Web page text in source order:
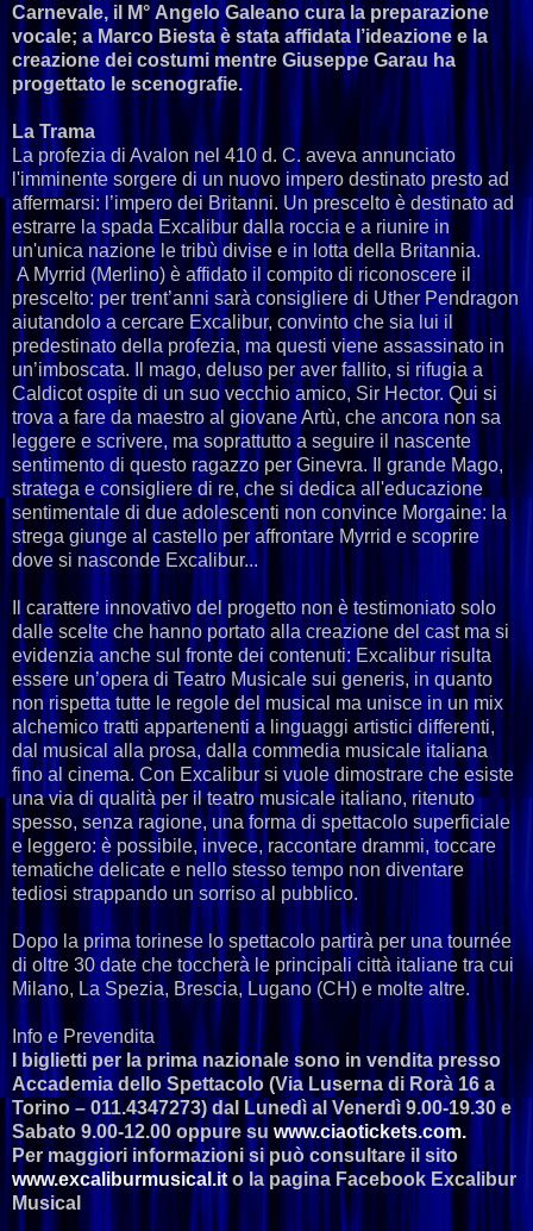
Carnevale, il M° Angelo Galeano cura la preparazione
vocale; a Marco Biesta è stata affidata l’ideazione e la
creazione dei costumi mentre Giuseppe Garau ha
progettato le scenografie.
La Trama
La profezia di Avalon nel 410 d. C. aveva annunciato
l'imminente sorgere di un nuovo impero destinato presto ad
affermarsi: l’impero dei Britanni. Un prescelto è destinato ad
estrarre la spada Excalibur dalla roccia e a riunire in
un'unica nazione le tribù divise e in lotta della Britannia.
A Myrrid (Merlino) è affidato il compito di riconoscere il
prescelto: per trent’anni sarà consigliere di Uther Pendragon
aiutandolo a cercare Excalibur, convinto che sia lui il
predestinato della profezia, ma questi viene assassinato in
un’imboscata. Il mago, deluso per aver fallito, si rifugia a
Caldicot ospite di un suo vecchio amico, Sir Hector. Qui si
trova a fare da maestro al giovane Artù, che ancora non sa
leggere e scrivere, ma soprattutto a seguire il nascente
sentimento di questo ragazzo per Ginevra. Il grande Mago,
stratega e consigliere di re, che si dedica all'educazione
sentimentale di due adolescenti non convince Morgaine: la
strega giunge al castello per affrontare Myrrid e scoprire
dove si nasconde Excalibur...
Il carattere innovativo del progetto non è testimoniato solo
dalle scelte che hanno portato alla creazione del cast ma si
evidenzia anche sul fronte dei contenuti: Excalibur risulta
essere un’opera di Teatro Musicale sui generis, in quanto
non rispetta tutte le regole del musical ma unisce in un mix
alchemico tratti appartenenti a linguaggi artistici differenti,
dal musical alla prosa, dalla commedia musicale italiana
fino al cinema. Con Excalibur si vuole dimostrare che esiste
una via di qualità per il teatro musicale italiano, ritenuto
spesso, senza ragione, una forma di spettacolo superficiale
e leggero: è possibile, invece, raccontare drammi, toccare
tematiche delicate e nello stesso tempo non diventare
tediosi strappando un sorriso al pubblico.
Dopo la prima torinese lo spettacolo partirà per una tournée
di oltre 30 date che toccherà le principali città italiane tra cui
Milano, La Spezia, Brescia, Lugano (CH) e molte altre.
Info e Prevendita
I biglietti per la prima nazionale sono in vendita presso
Accademia dello Spettacolo (Via Luserna di Rorà 16 a
Torino – 011.4347273) dal Lunedì al Venerdì 9.00-19.30 e
Sabato 9.00-12.00 oppure su www.ciaotickets.com.
Per maggiori informazioni si può consultare il sito
www.excaliburmusical.it o la pagina Facebook Excalibur
Musical